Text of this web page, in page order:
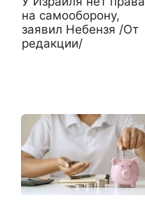
на самооборону,
заявил Небензя /От
редакции/